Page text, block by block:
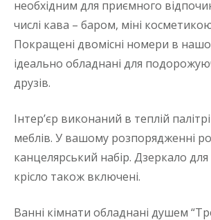
необхідним для приємного
числі кава – баром, міні
Покращені двомісні номери в
ідеально обладнані для
друзів.
Інтер’єр виконаний в теплій палітрі
меблів. У вашому розпорядженні
канцелярський набір. Дзеркало для
крісло також включені.
Ванні кімнати обладнані душем